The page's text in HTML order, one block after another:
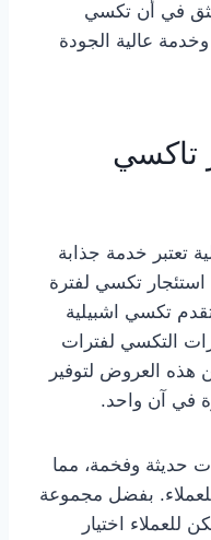
تثق في أن تكسي
عالية الجودة
تاكسي
تعتبر خدمة جذابة
استئجار تكسي لفترة
تقدم تكسي اشبيلية
التكسي لفترات
هذه العروض لتوفير
في آن واحد.
حديثة وفخمة، مما
بفضل مجموعة
للعملاء اختيار